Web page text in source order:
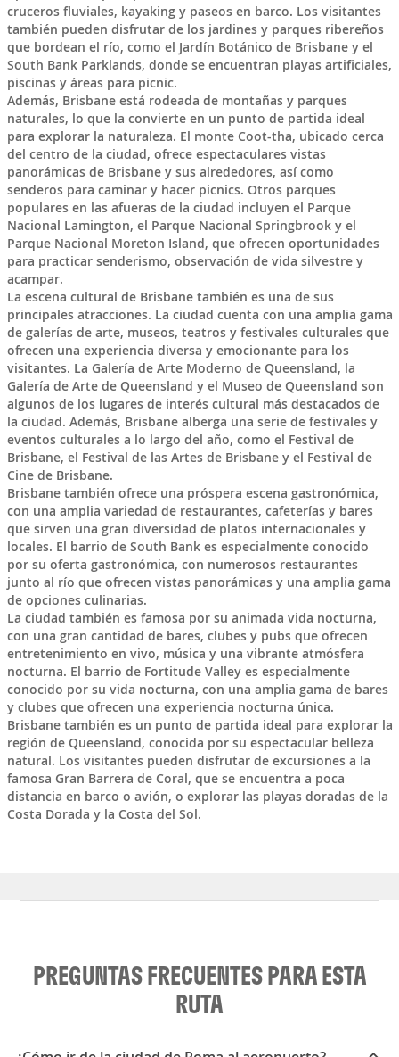
cruceros fluviales, kayaking y paseos en barco. Los visitantes
también pueden disfrutar de los jardines y parques ribereños
que bordean el río, como el Jardín Botánico de Brisbane y el
South Bank Parklands, donde se encuentran playas artificiales,
piscinas y áreas para picnic.
Además, Brisbane está rodeada de montañas y parques
naturales, lo que la convierte en un punto de partida ideal
para explorar la naturaleza. El monte Coot-tha, ubicado cerca
del centro de la ciudad, ofrece espectaculares vistas
panorámicas de Brisbane y sus alrededores, así como
senderos para caminar y hacer picnics. Otros parques
populares en las afueras de la ciudad incluyen el Parque
Nacional Lamington, el Parque Nacional Springbrook y el
Parque Nacional Moreton Island, que ofrecen oportunidades
para practicar senderismo, observación de vida silvestre y
acampar.
La escena cultural de Brisbane también es una de sus
principales atracciones. La ciudad cuenta con una amplia gama
de galerías de arte, museos, teatros y festivales culturales que
ofrecen una experiencia diversa y emocionante para los
visitantes. La Galería de Arte Moderno de Queensland, la
Galería de Arte de Queensland y el Museo de Queensland son
algunos de los lugares de interés cultural más destacados de
la ciudad. Además, Brisbane alberga una serie de festivales y
eventos culturales a lo largo del año, como el Festival de
Brisbane, el Festival de las Artes de Brisbane y el Festival de
Cine de Brisbane.
Brisbane también ofrece una próspera escena gastronómica,
con una amplia variedad de restaurantes, cafeterías y bares
que sirven una gran diversidad de platos internacionales y
locales. El barrio de South Bank es especialmente conocido
por su oferta gastronómica, con numerosos restaurantes
junto al río que ofrecen vistas panorámicas y una amplia gama
de opciones culinarias.
La ciudad también es famosa por su animada vida nocturna,
con una gran cantidad de bares, clubes y pubs que ofrecen
entretenimiento en vivo, música y una vibrante atmósfera
nocturna. El barrio de Fortitude Valley es especialmente
conocido por su vida nocturna, con una amplia gama de bares
y clubes que ofrecen una experiencia nocturna única.
Brisbane también es un punto de partida ideal para explorar la
región de Queensland, conocida por su espectacular belleza
natural. Los visitantes pueden disfrutar de excursiones a la
famosa Gran Barrera de Coral, que se encuentra a poca
distancia en barco o avión, o explorar las playas doradas de la
Costa Dorada y la Costa del Sol.
PREGUNTAS FRECUENTES PARA ESTA
RUTA